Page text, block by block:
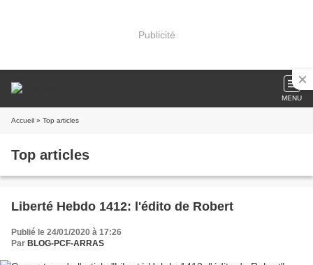
Publicité
MENU
Accueil » Top articles
Top articles
Liberté Hebdo 1412: l'édito de Robert
Publié le 24/01/2020 à 17:26
Par BLOG-PCF-ARRAS